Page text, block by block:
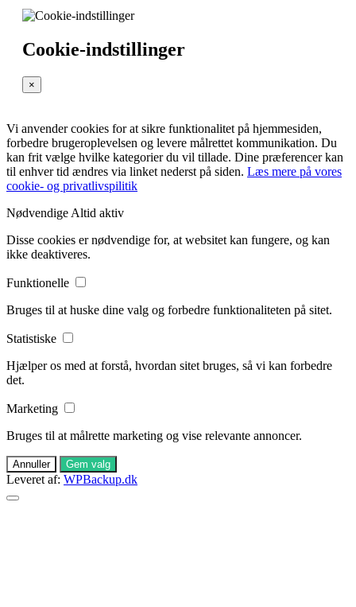
Cookie-indstillinger
×
Vi anvender cookies for at sikre funktionalitet på hjemmesiden,
forbedre brugeroplevelsen og levere målrettet kommunikation. Du
kan frit vælge hvilke kategorier du vil tillade. Dine præferencer kan
til enhver tid ændres via linket nederst på siden. Læs mere på vores
cookie- og privatlivspilitik
Nødvendige Altid aktiv
Disse cookies er nødvendige for, at websitet kan fungere, og kan
ikke deaktiveres.
Funktionelle
Bruges til at huske dine valg og forbedre funktionaliteten på sitet.
Statistiske
Hjælper os med at forstå, hvordan sitet bruges, så vi kan forbedre
det.
Marketing
Bruges til at målrette marketing og vise relevante annoncer.
Annuller Gem valg
Leveret af: WPBackup.dk